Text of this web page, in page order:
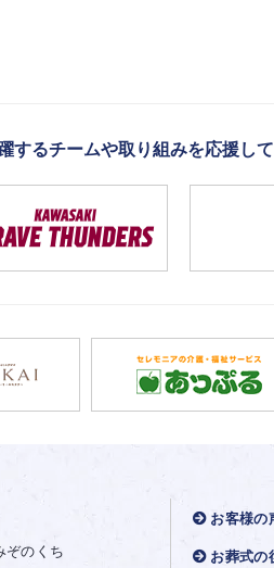
するチームや取り組みを応援し
ぞのくち
お客様の
お葬式の